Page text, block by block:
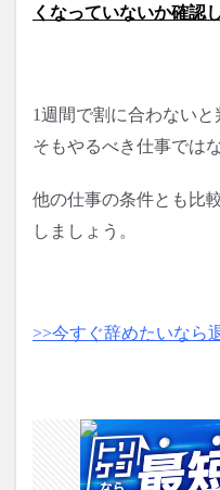
くなっていないか確認
1週間で割に合わない
そもやるべき仕事では
他の仕事の条件とも比
しましょう。
>>今すぐ辞めたいなら